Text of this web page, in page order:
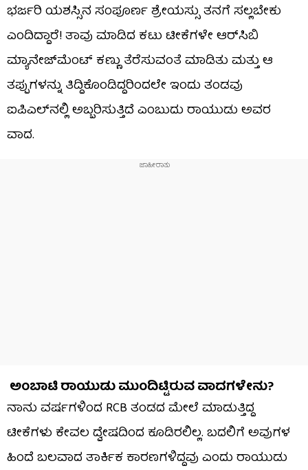
ಭರ್ಜರಿ ಯಶಸ್ಸಿನ ಸಂಪೂರ್ಣ ಶ್ರೇಯಸ್ಸು ತನಗೆ ಸಲ್ಲಬೇಕು
ಎಂದಿದ್ದಾರೆ! ತಾವು ಮಾಡಿದ ಕಟು ಟೀಕೆಗಳೇ ಆರ್‌ಸಿಬಿ
ಮ್ಯಾನೇಜ್‌ಮೆಂಟ್‌ ಕಣ್ಣು ತೆರೆಸುವಂತೆ ಮಾಡಿತು ಮತ್ತು ಆ
ತಪ್ಪುಗಳನ್ನು ತಿದ್ದಿಕೊಂಡಿದ್ದರಿಂದಲೇ ಇಂದು ತಂಡವು
ಐಪಿಎಲ್‌ನಲ್ಲಿ ಅಬ್ಬರಿಸುತ್ತಿದೆ ಎಂಬುದು ರಾಯುಡು ಅವರ
ವಾದ.
ಅಂಬಾಟಿ ರಾಯುಡು ಮುಂದಿಟ್ಟಿರುವ ವಾದಗಳೇನು?
ನಾನು ವರ್ಷಗಳಿಂದ RCB ತಂಡದ ಮೇಲೆ ಮಾಡುತ್ತಿದ್ದ
ಟೀಕೆಗಳು ಕೇವಲ ದ್ವೇಷದಿಂದ ಕೂಡಿರಲಿಲ್ಲ. ಬದಲಿಗೆ ಅವುಗಳ
ಹಿಂದೆ ಬಲವಾದ ತಾರ್ಕಿಕ ಕಾರಣಗಳಿದ್ದವು ಎಂದು ರಾಯುಡು